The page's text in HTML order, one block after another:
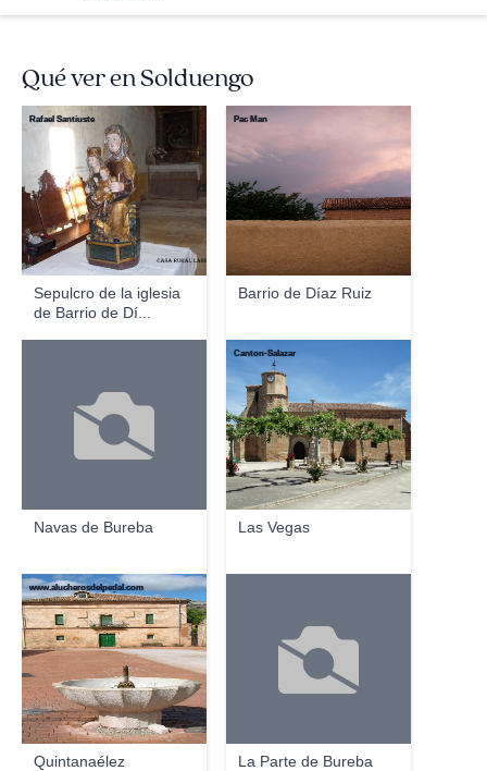
Qué ver en Solduengo
Sepulcro de la iglesia
de Barrio de Dí...
Rafael Santiuste
Barrio de Díaz Ruiz
Pac Man
Navas de Bureba Las Vegas
Canton-Salazar
Quintanaélez
www.alucherosdelpedal.com
La Parte de Bureba